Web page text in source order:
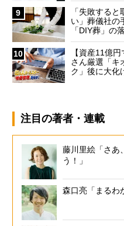
9
「失敗する
い」葬儀社の
「DIY葬」の
に…
10
【資産11億
さん厳選「キ
ク」後に大化
注目の著者・連載
藤川里絵「さあ
う！」
森口亮「まるわ